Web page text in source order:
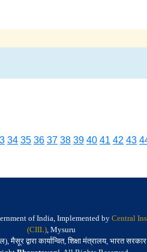
34 35 36 37 38 39 40 41 42 43
of India, Implemented by Central
(CIIL), Mysuru
द्वारा कार्यान्वित, शिक्षा मंत्रालय, भारत